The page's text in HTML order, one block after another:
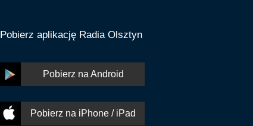
Pobierz aplikację Radia Olsztyn
Pobierz na Android
Pobierz na iPhone / iPad